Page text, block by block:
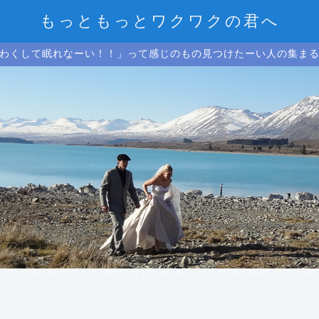
もっともっとワクワクの君へ
くして眠れなーい！！」って感じのもの見つけたーい人の集ま